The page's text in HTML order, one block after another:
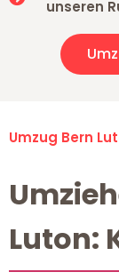
unseren
Umzug Bern
Luton: